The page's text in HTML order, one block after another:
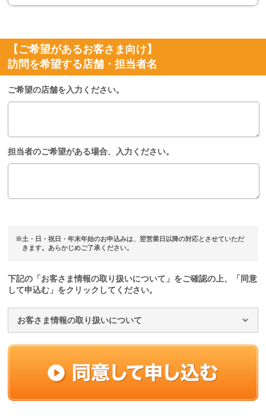
【ご希望があるお客さま向け】
訪問を希望する店舗・担当者名
ご希望の店舗を入力ください。
担当者のご希望がある場合、入力ください。
※土・日・祝日・年末年始のお申込みは、翌営業日以降の対応とさせていただ
きます。あらかじめご了承ください。
下記の「お客さま情報の取り扱いについて」をご確認の上、「同意
して申込む」をクリックしてください。
お客さま情報の取り扱いについて